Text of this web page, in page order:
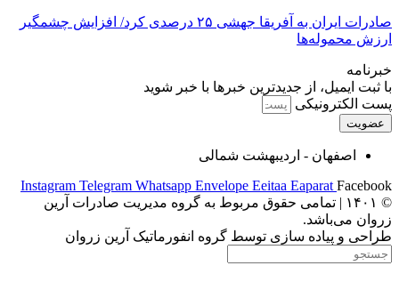
صادرات ایران به آفریقا جهشی ۲۵ درصدی کرد/ افزایش چشمگیر
ارزش محموله‌ها
خبرنامه
با ثبت ایمیل، از جدید‌ترین خبرها با‌ خبر شوید
پست الکترونیکی
عضویت
اصفهان - اردیبهشت شمالی
Instagram Telegram Whatsapp Envelope Eeitaa Eaparat Facebook
© ۱۴۰۱ | تمامی حقوق مربوط به گروه مدیریت صادرات آرین
زروان می‌باشد.
طراحی و پیاده سازی توسط گروه انفورماتیک آرین زروان